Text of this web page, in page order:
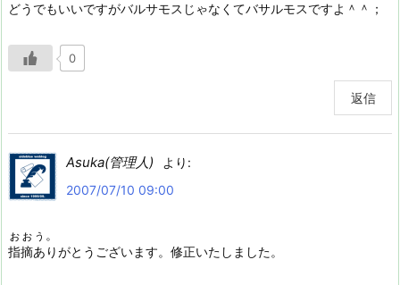
どうでもいいですがバルサモスじゃなくてバサルモスですよ＾＾；
0
返信
Asuka(管理人)
より:
2007/07/10 09:00
ぉぉぅ。
指摘ありがとうございます。修正いたしました。